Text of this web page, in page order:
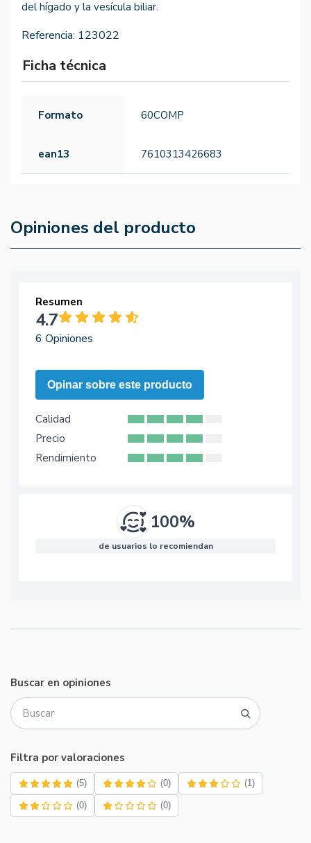
del hígado y la vesícula biliar.
Referencia: 123022
Ficha técnica
Formato 60COMP
ean13 7610313426683
Opiniones del producto
Resumen
4.7
6 Opiniones
Opinar sobre este producto
Calidad
Precio
Rendimiento
100%
de usuarios lo recomiendan
Buscar en opiniones
Filtra por valoraciones
(5) (0) (1)
(0) (0)